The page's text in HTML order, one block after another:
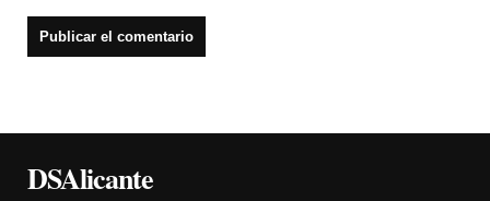
DSAlicante